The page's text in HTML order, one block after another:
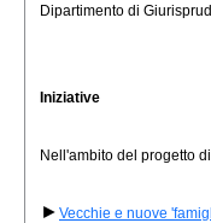
Dipartimento di
niziative
Nell'ambito del progetto
► Vecchie e nuove